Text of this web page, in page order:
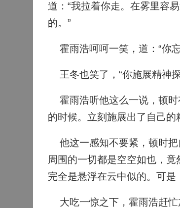
道：“我拉着你走。在雾里容
的。”
霍雨浩呵呵一笑，道：“你
王冬也笑了，“你施展精神
霍雨浩听他这么一说，顿时
的时候。立刻施展出了自己的
他这一感知不要紧，顿时把
周围的一切都是空空如也，
完全是悬浮在云中似的。可是
大吃一惊之下，霍雨浩赶忙